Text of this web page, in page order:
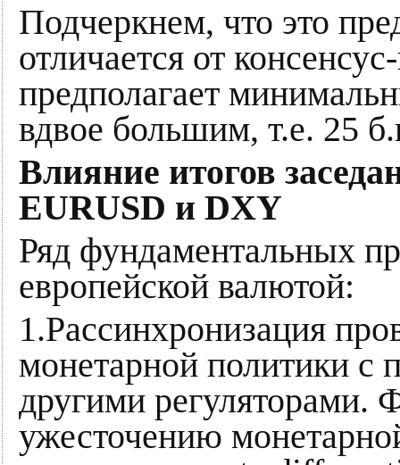
Подчеркнем, что это
отличается от
предполагает
вдвое большим, т.е. 25
Влияние итогов
EURUSD и DXY
Ряд фундаментальных
европейской валютой:
1.Рассинхронизация
монетарной политики с
другими регуляторами.
ужесточению